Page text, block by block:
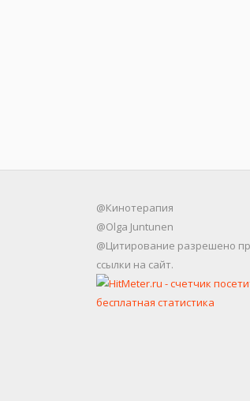
@Кинотерапия
@Olga Juntunen
@Цитирование разрешено
ссылки на сайт.